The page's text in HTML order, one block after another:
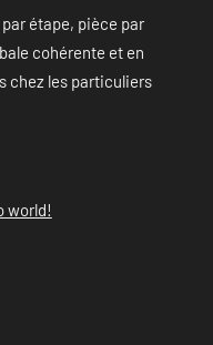
étape, pièce par
cohérente et en
chez les particuliers
world!